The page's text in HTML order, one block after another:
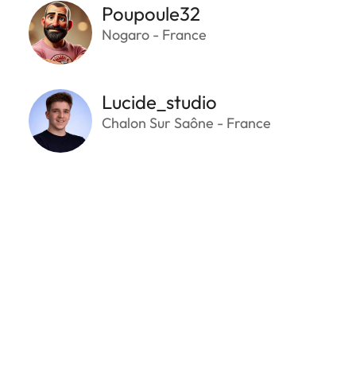
Poupoule32
Nogaro - France
Lucide_studio
Chalon Sur Saône - France